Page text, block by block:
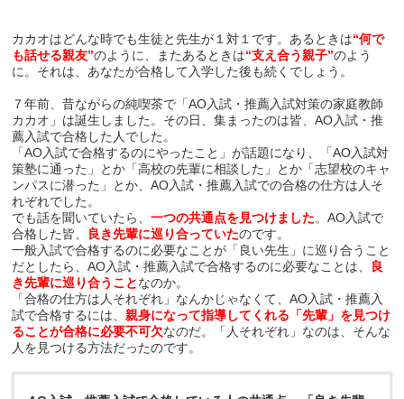
カカオはどんな時でも生徒と先生が１対１です。あるときは“何で
も話せる親友”のように、またあるときは“支え合う親子”のよう
に。それは、あなたが合格して入学した後も続くでしょう。
７年前、昔ながらの純喫茶で「AO入試・推薦入試対策の家庭教師
カカオ」は誕生しました。その日、集まったのは皆、AO入試・推
薦入試で合格した人でした。
「AO入試で合格するのにやったこと」が話題になり、「AO入試対
策塾に通った」とか「高校の先輩に相談した」とか「志望校のキャ
ンパスに潜った」とか、AO入試・推薦入試での合格の仕方は人そ
れぞれでした。
でも話を聞いていたら、一つの共通点を見つけました。AO入試で
合格した皆、 良き先輩に巡り合っていたのです。
一般入試で合格するのに必要なことが「良い先生」に巡り合うこと
だとしたら、AO入試・推薦入試で合格するのに必要なことは、 良
き先輩に巡り合うことなのか。
「合格の仕方は人それぞれ」なんかじゃなくて、AO入試・推薦入
試で合格するには、親身になって指導してくれる「先輩」を見つけ
ることが合格に必要不可欠なのだ。「人それぞれ」なのは、そんな
人を見つける方法だったのです。